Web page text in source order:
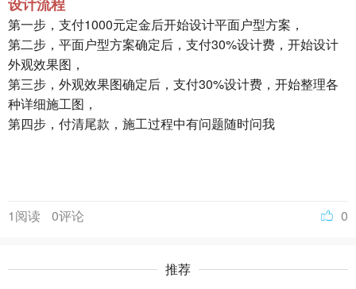
第一步，支付1000元定金后开始设计平面户型方案，
第二步，平面户型方案确定后，支付30%设计费，开始设计
外观效果图，
第三步，外观效果图确定后，支付30%设计费，开始整理各
种详细施工图，
第四步，付清尾款，施工过程中有问题随时问我
0
1阅读 0评论
推荐